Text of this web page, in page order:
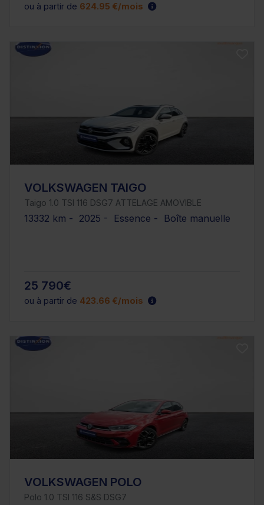
ou à partir de 624.95 €/mois
VOLKSWAGEN TAIGO
Taigo 1.0 TSI 116 DSG7 ATTELAGE AMOVIBLE
13332 km - 2025 - Essence - Boîte manuelle
25 790€
ou à partir de 423.66 €/mois
VOLKSWAGEN POLO
Polo 1.0 TSI 116 S&S DSG7